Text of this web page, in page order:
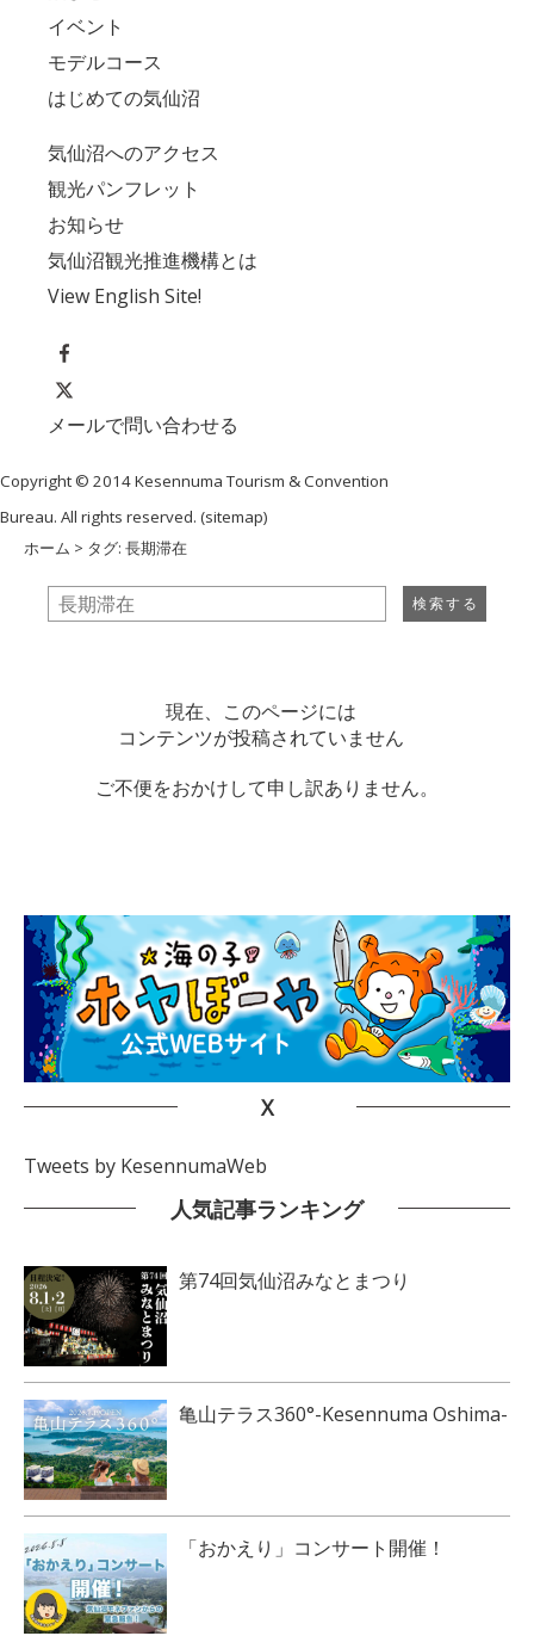
イベント
モデルコース
はじめての気仙沼
気仙沼へのアクセス
観光パンフレット
お知らせ
気仙沼観光推進機構とは
View English Site!
メールで問い合わせる
Copyright © 2014 Kesennuma Tourism & Convention
Bureau. All rights reserved. (sitemap)
ホーム > タグ: 長期滞在
現在、このページには
コンテンツが投稿されていません
ご不便をおかけして申し訳ありません。
X
Tweets by KesennumaWeb
人気記事ランキング
第74回気仙沼みなとまつり
亀山テラス360°-Kesennuma Oshima-
「おかえり」コンサート開催！